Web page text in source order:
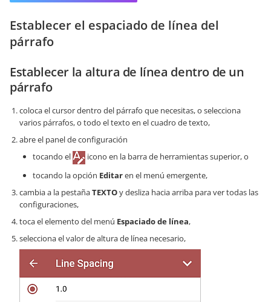
Establecer el espaciado de línea del
párrafo
Establecer la altura de línea dentro de un
párrafo
coloca el cursor dentro del párrafo que necesitas, o selecciona
varios párrafos, o todo el texto en el cuadro de texto,
abre el panel de configuración
tocando el
icono en la barra de herramientas superior, o
tocando la opción Editaren el menú emergente,
cambia a la pestañaTEXTOy desliza hacia arriba para ver todas las
configuraciones,
toca el elemento del menú Espaciado de línea,
selecciona el valor de altura de línea necesario,